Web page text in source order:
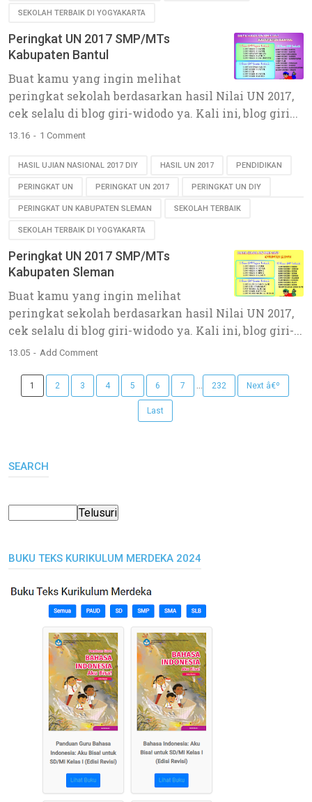
SEKOLAH TERBAIK DI YOGYAKARTA
Peringkat UN 2017 SMP/MTs
Kabupaten Bantul
Buat kamu yang ingin melihat
peringkat sekolah berdasarkan hasil Nilai UN 2017,
cek selalu di blog giri-widodo ya. Kali ini, blog giri...
13.16 1 Comment
HASIL UJIAN NASIONAL 2017 DIY HASIL UN 2017 PENDIDIKAN
PERINGKAT UN PERINGKAT UN 2017 PERINGKAT UN DIY
PERINGKAT UN KABUPATEN SLEMAN SEKOLAH TERBAIK
SEKOLAH TERBAIK DI YOGYAKARTA
Peringkat UN 2017 SMP/MTs
Kabupaten Sleman
Buat kamu yang ingin melihat
peringkat sekolah berdasarkan hasil Nilai UN 2017,
cek selalu di blog giri-widodo ya. Kali ini, blog giri-...
13.05 Add Comment
1 2 3 4 5 6 7 ... 232 Next â€º
Last
SEARCH
BUKU TEKS KURIKULUM MERDEKA 2024